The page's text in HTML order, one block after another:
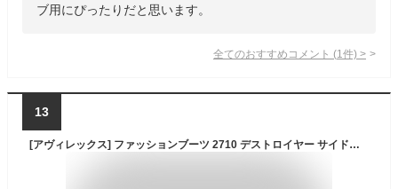
ブ用にぴったりだと思います。
全てのおすすめコメント (1 件) >
13
[アヴィレックス] ファッションブーツ 2710 デストロイヤー サイドゴア リングブーツ メンズ 26.5 cm